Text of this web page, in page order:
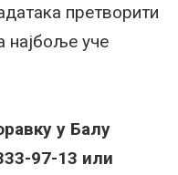
претворити
најбоље уче
у Балу
97-13 или